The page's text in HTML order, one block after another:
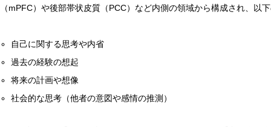
（mPFC）や後部帯状皮質（PCC）など内側の領域から構成され、以
自己に関する思考や内省
過去の経験の想起
将来の計画や想像
社会的な思考（他者の意図や感情の推測）